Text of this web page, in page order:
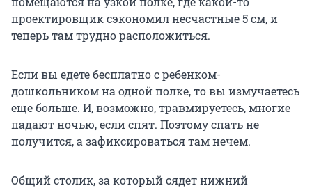
проектировщик сэкономил несчастные 5 см, и
теперь там трудно расположиться.
Если вы едете бесплатно с ребенком-
дошкольником на одной полке, то вы измучаетесь
еще больше. И, возможно, травмируетесь, многие
падают ночью, если спят. Поэтому спать не
получится, а зафиксироваться там нечем.
Общий столик, за который сядет нижний